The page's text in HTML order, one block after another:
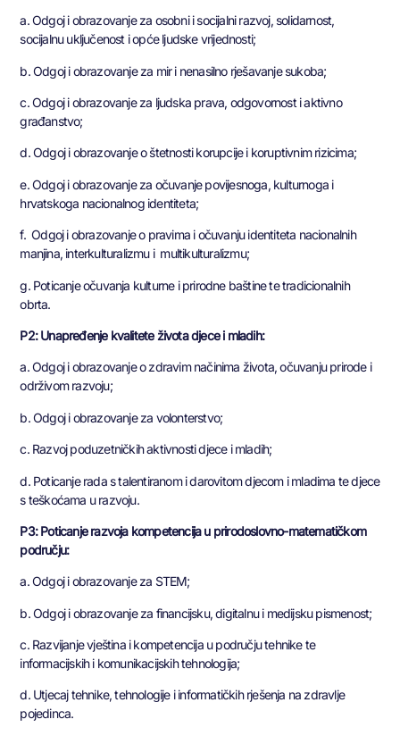
a. Odgoj i obrazovanje za osobni i socijalni razvoj, solidarnost,
socijalnu uključenost i opće ljudske vrijednosti;
b. Odgoj i obrazovanje za mir i nenasilno rješavanje sukoba;
c. Odgoj i obrazovanje za ljudska prava, odgovornost i aktivno
građanstvo;
d. Odgoj i obrazovanje o štetnosti korupcije i koruptivnim rizicima;
e. Odgoj i obrazovanje za očuvanje povijesnoga, kulturnoga i
hrvatskoga nacionalnog identiteta;
f. Odgoj i obrazovanje o pravima i očuvanju identiteta nacionalnih
manjina, interkulturalizmu i multikulturalizmu;
g. Poticanje očuvanja kulturne i prirodne baštine te tradicionalnih
obrta.
P2: Unapređenje kvalitete života djece i mladih:
a. Odgoj i obrazovanje o zdravim načinima života, očuvanju prirode i
održivom razvoju;
b. Odgoj i obrazovanje za volonterstvo;
c. Razvoj poduzetničkih aktivnosti djece i mladih;
d. Poticanje rada s talentiranom i darovitom djecom i mladima te djece
s teškoćama u razvoju.
P3: Poticanje razvoja kompetencija u prirodoslovno-matematičkom
području:
a. Odgoj i obrazovanje za STEM;
b. Odgoj i obrazovanje za financijsku, digitalnu i medijsku pismenost;
c. Razvijanje vještina i kompetencija u području tehnike te
informacijskih i komunikacijskih tehnologija;
d. Utjecaj tehnike, tehnologije i informatičkih rješenja na zdravlje
pojedinca.